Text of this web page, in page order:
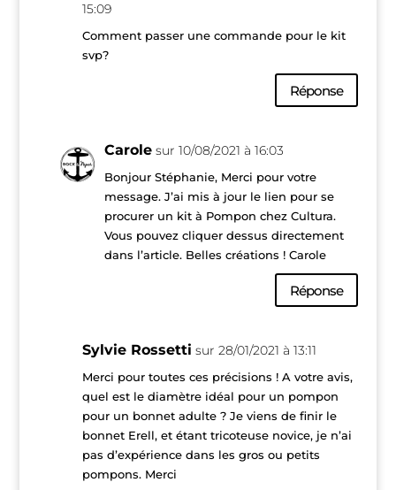
15:09
Comment passer une commande pour le kit
svp?
Réponse
Carole sur 10/08/2021 à 16:03
Bonjour Stéphanie, Merci pour votre
message. J’ai mis à jour le lien pour se
procurer un kit à Pompon chez Cultura.
Vous pouvez cliquer dessus directement
dans l’article. Belles créations ! Carole
Réponse
Sylvie Rossetti sur 28/01/2021 à 13:11
Merci pour toutes ces précisions ! A votre avis,
quel est le diamètre idéal pour un pompon
pour un bonnet adulte ? Je viens de finir le
bonnet Erell, et étant tricoteuse novice, je n’ai
pas d’expérience dans les gros ou petits
pompons. Merci